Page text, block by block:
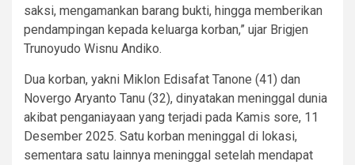
saksi, mengamankan barang bukti, hingga memberikan
pendampingan kepada keluarga korban,” ujar Brigjen
Trunoyudo Wisnu Andiko.
Dua korban, yakni Miklon Edisafat Tanone (41) dan
Novergo Aryanto Tanu (32), dinyatakan meninggal dunia
akibat penganiayaan yang terjadi pada Kamis sore, 11
Desember 2025. Satu korban meninggal di lokasi,
sementara satu lainnya meninggal setelah mendapat